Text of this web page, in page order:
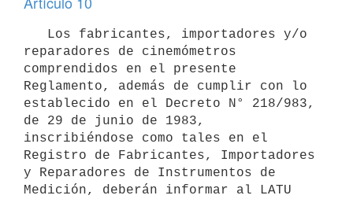
reparadores de cinemómetros
comprendidos en el presente
Reglamento, además de cumplir con lo
establecido en el Decreto N° 218/983,
de 29 de junio de 1983,
inscribiéndose como tales en el
Registro de Fabricantes, Importadores
y Reparadores de Instrumentos de
Medición, deberán informar al LATU